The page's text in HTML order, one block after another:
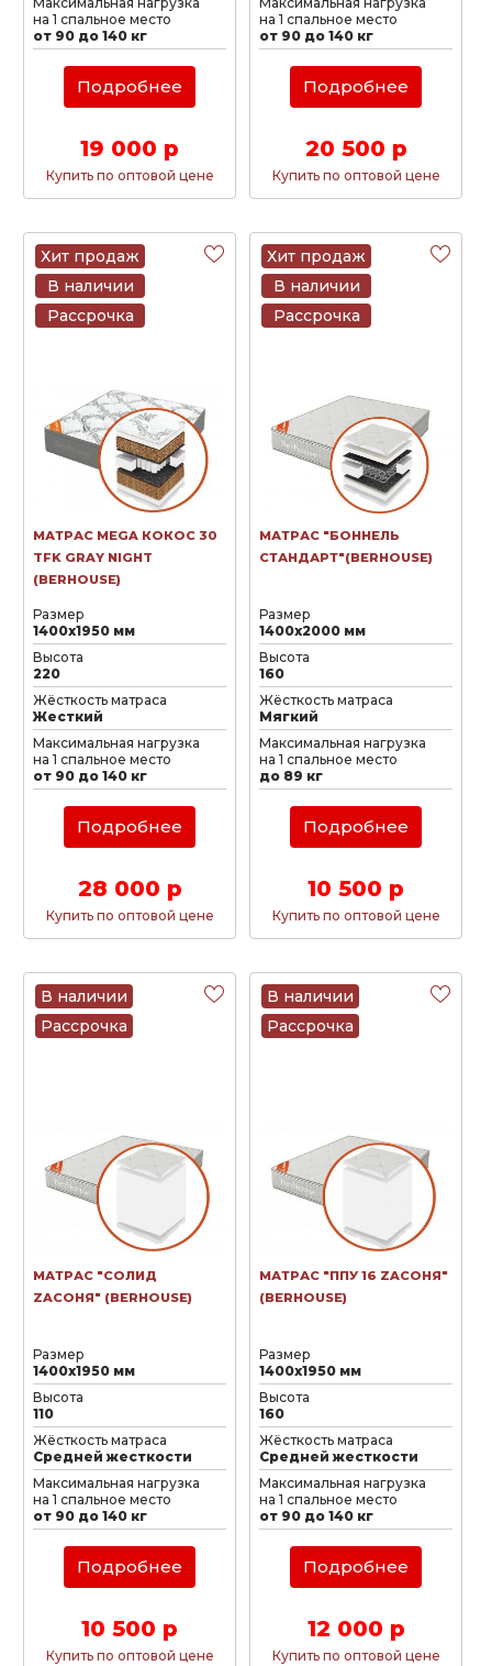
на 1 спальное место
от 90 до 140 кг
Подробнее
19 000 р
Купить по оптовой цене
на 1 спальное место
от 90 до 140 кг
Подробнее
20 500 р
Купить по оптовой цене
Хит продаж
В наличии
Рассрочка
МАТРАС MEGA КОКОС 30
TFK GRAY NIGHT
(BERHOUSE)
Размер
1400х1950 мм
Высота
220
Жёсткость матраса
Жесткий
Максимальная нагрузка
на 1 спальное место
от 90 до 140 кг
Подробнее
28 000 р
Купить по оптовой цене
Хит продаж
В наличии
Рассрочка
МАТРАС "БОННЕЛЬ
СТАНДАРТ"(BERHOUSE)
Размер
1400х2000 мм
Высота
160
Жёсткость матраса
Мягкий
Максимальная нагрузка
на 1 спальное место
до 89 кг
Подробнее
10 500 р
Купить по оптовой цене
В наличии
Рассрочка
МАТРАС "СОЛИД
ZAСОНЯ" (BERHOUSE)
Размер
1400х1950 мм
Высота
110
Жёсткость матраса
Средней жесткости
Максимальная нагрузка
на 1 спальное место
от 90 до 140 кг
Подробнее
10 500 р
Купить по оптовой цене
В наличии
Рассрочка
МАТРАС "ППУ 16 ZAСОНЯ"
(BERHOUSE)
Размер
1400х1950 мм
Высота
160
Жёсткость матраса
Средней жесткости
Максимальная нагрузка
на 1 спальное место
от 90 до 140 кг
Подробнее
12 000 р
Купить по оптовой цене